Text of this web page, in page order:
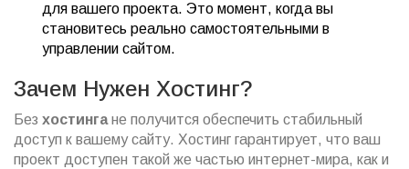
для вашего проекта. Это момент, когда вы
становитесь реально самостоятельными в
управлении сайтом.
Зачем Нужен Хостинг?
Без хостингане получится обеспечить стабильный
доступ к вашему сайту. Хостинг гарантирует, что ваш
проект доступен такой же частью интернет-мира, как и